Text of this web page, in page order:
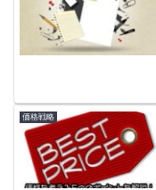
価格戦略